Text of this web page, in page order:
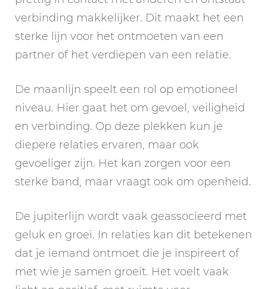
verbinding makkelijker. Dit maakt het een
sterke lijn voor het ontmoeten van een
partner of het verdiepen van een relatie.
De maanlijn speelt een rol op emotioneel
niveau. Hier gaat het om gevoel, veiligheid
en verbinding. Op deze plekken kun je
diepere relaties ervaren, maar ook
gevoeliger zijn. Het kan zorgen voor een
sterke band, maar vraagt ook om openheid.
De jupiterlijn wordt vaak geassocieerd met
geluk en groei. In relaties kan dit betekenen
dat je iemand ontmoet die je inspireert of
met wie je samen groeit. Het voelt vaak